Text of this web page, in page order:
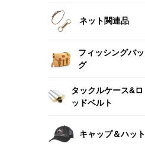
ネット関連品
フィッシングバッ
グ
タックルケース&ロ
ッドベルト
キャップ＆ハット